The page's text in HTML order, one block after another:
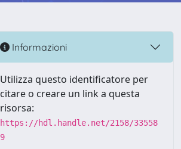
Informazioni
Utilizza questo identificatore per
citare o creare un link a questa
risorsa:
https://hdl.handle.net/2158/33558
9